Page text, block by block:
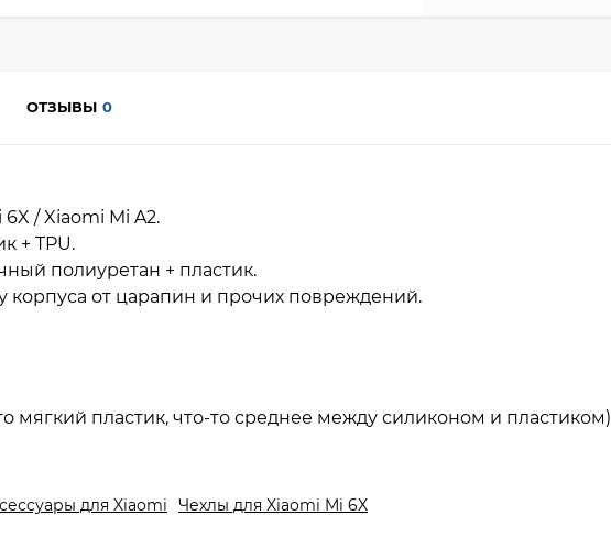
ОТЗЫВЫ 0
/ Xiaomi Mi A2.
+ TPU.
полиуретан + пластик.
от царапин и прочих повреждений.
мягкий пластик, что-то среднее между силиконом и пластиком)
для Xiaomi Чехлы для Xiaomi Mi 6X